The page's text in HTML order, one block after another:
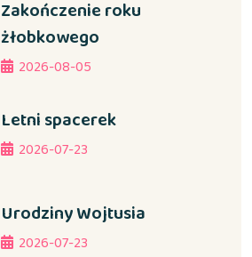
Zakończenie roku
żłobkowego
2026-08-05
Letni spacerek
2026-07-23
Urodziny Wojtusia
2026-07-23